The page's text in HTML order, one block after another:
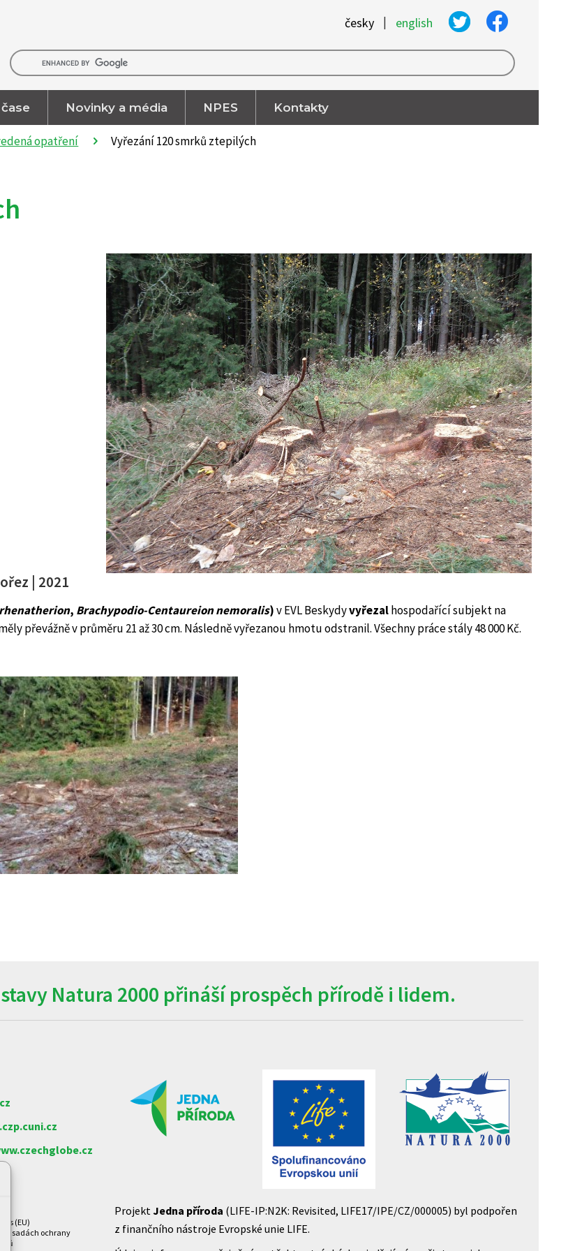
česky | english
Novinky a média NPES Kontakty
opatření Vyřezání 120 smrků ztepilých
| 2021
, Brachypodio-Centaureion nemoralis)v EVL Beskydyvyřezalhospodařící subjekt na
převážně v průměru 21 až 30 cm. Následně vyřezanou hmotu odstranil. Všechny práce stály 48 000 Kč.
Natura 2000 přináší prospěch přírodě i lidem.
(EU)
zásadách ochrany
ProjektJedna příroda (LIFE-IP:N2K: Revisited, LIFE17/IPE/CZ/000005) byl podpořen
z finančního nástroje Evropské unie LIFE.